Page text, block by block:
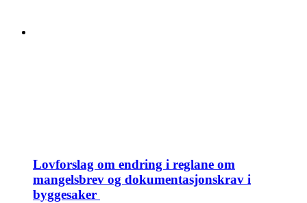
Lovforslag om endring i reglane om
mangelsbrev og dokumentasjonskrav i
byggesaker